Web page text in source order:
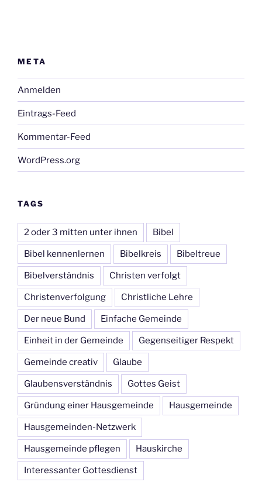
META
Anmelden
Eintrags-Feed
Kommentar-Feed
WordPress.org
TAGS
2 oder 3 mitten unter ihnen Bibel
Bibel kennenlernen Bibelkreis Bibeltreue
Bibelverständnis Christen verfolgt
Christenverfolgung Christliche Lehre
Der neue Bund Einfache Gemeinde
Einheit in der Gemeinde Gegenseitiger Respekt
Gemeinde creativ Glaube
Glaubensverständnis Gottes Geist
Gründung einer Hausgemeinde Hausgemeinde
Hausgemeinden-Netzwerk
Hausgemeinde pflegen Hauskirche
Interessanter Gottesdienst